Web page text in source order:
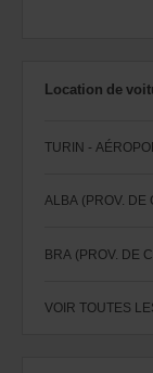
Location de
TURIN -
ALBA (PROV. DE
BRA (PROV. DE
VOIR TOUTES